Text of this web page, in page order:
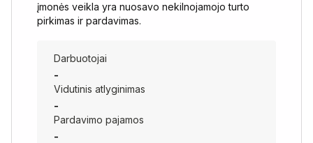
įmonės veikla yra nuosavo nekilnojamojo turto
pirkimas ir pardavimas.
Darbuotojai
-
Vidutinis atlyginimas
-
Pardavimo pajamos
-